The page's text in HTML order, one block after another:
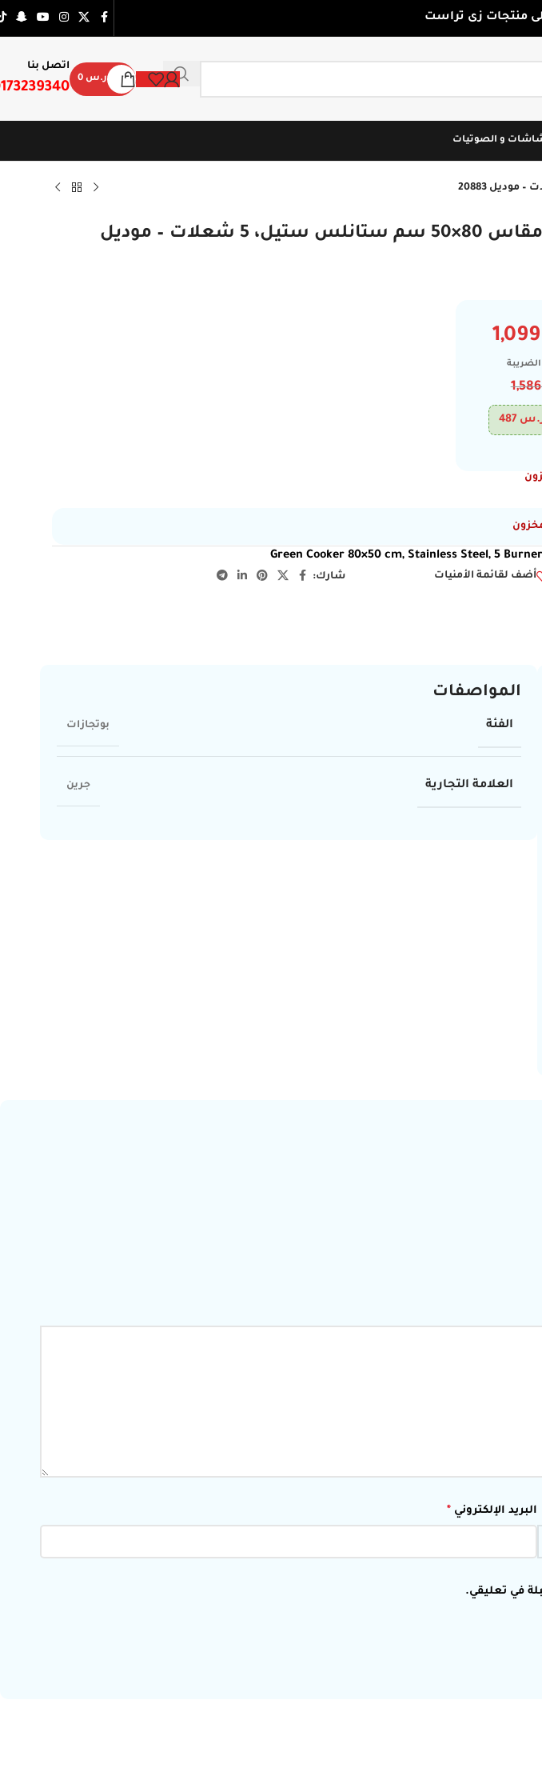
منتجات زى تراست
ر.س
اتصل بنا
و الصوتيات
فرن جرين مقاس 80×50 سم ستانلس ستيل، 5 شعلات – موديل
Green Cooker 80×50 cm, Stainless Steel, 5
أضف لقائمة الأمنيات شارك:
المواصفات
الفئة بوتجازات
العلامة التجارية جرين
البريد الإلكتروني *
في تعليقي.